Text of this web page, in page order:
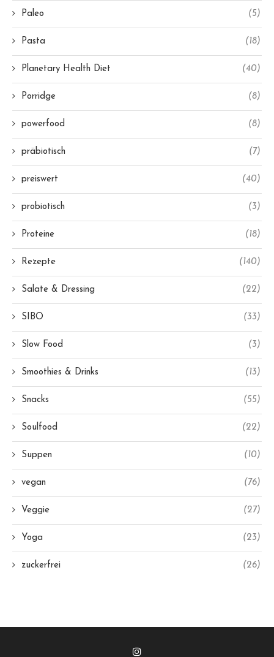
Paleo (5)
Pasta (18)
Planetary Health Diet (40)
Porridge (8)
powerfood (8)
präbiotisch (7)
preiswert (40)
probiotisch (3)
Proteine (18)
Rezepte (140)
Salate & Dressing (22)
SIBO (33)
Slow Food (3)
Smoothies & Drinks (13)
Snacks (55)
Soulfood (22)
Suppen (10)
vegan (76)
Veggie (27)
Yoga (23)
zuckerfrei (26)